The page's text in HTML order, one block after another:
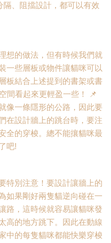
隔、阻擋設計，都可以有效
想的做法，但有時候我們就
一些層板或物件讓貓咪可以
板結合上述提到的書架或書
間看起來更輕盈一些！ 📌
像一條隱形的公路，因此要
在設計牆上的跳台時，要注
全的穿梭。總不能攘貓咪最
吧!
特別注意！要設計讓牆上的
如果剛好兩隻貓逆向碰在一
路，這時候就容易讓貓咪發
高的地方跳下。因此在動線
中的每隻貓咪都能快樂穿梭